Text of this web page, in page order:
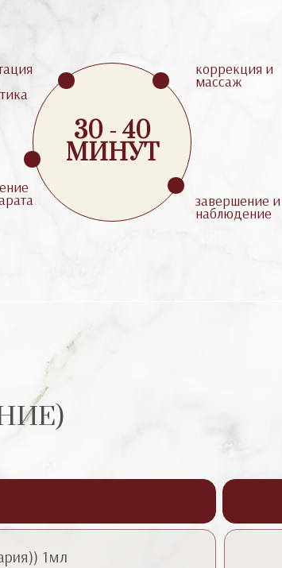
завершение и
наблюдение
коррекция и
массаж
30 - 40
МИНУТ
1мл